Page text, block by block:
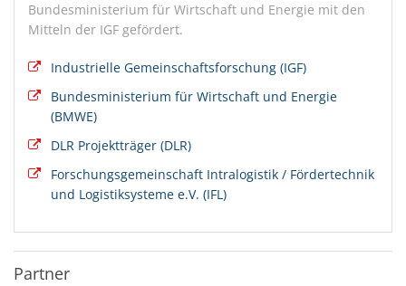
Bundesministerium für Wirtschaft und Energie mit den
Mitteln der IGF gefördert.
Industrielle Gemeinschaftsforschung (IGF)
Bundesministerium für Wirtschaft und Energie
(BMWE)
DLR Projektträger (DLR)
Forschungsgemeinschaft Intralogistik / Fördertechnik
und Logistiksysteme e.V. (IFL)
Partner